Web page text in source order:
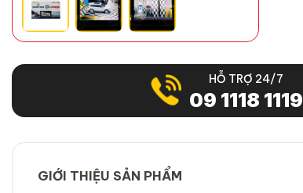
HỖ TRỢ 24/7
09 1118 1119
GIỚI THIỆU SẢN PHẨM